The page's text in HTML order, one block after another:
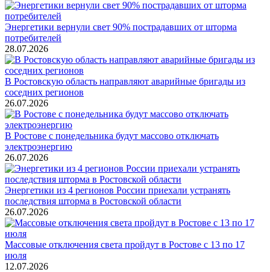
Энергетики вернули свет 90% пострадавших от шторма
потребителей
28.07.2026
В Ростовскую область направляют аварийные бригады из
соседних регионов
26.07.2026
В Ростове с понедельника будут массово отключать
электроэнергию
26.07.2026
Энергетики из 4 регионов России приехали устранять
последствия шторма в Ростовской области
26.07.2026
Массовые отключения света пройдут в Ростове с 13 по 17
июля
12.07.2026